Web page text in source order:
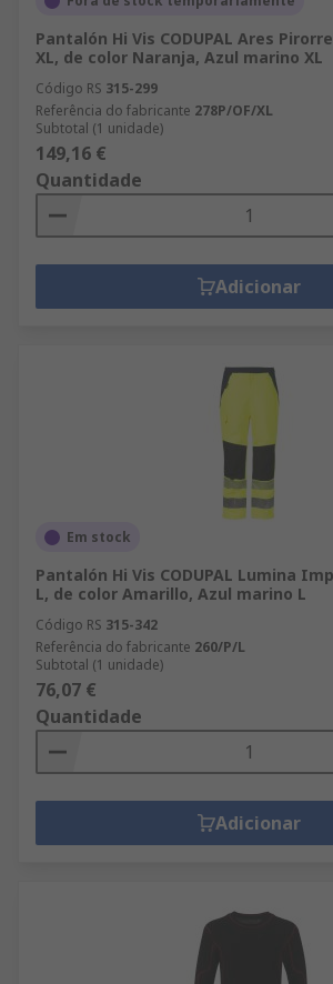
Pantalón Hi Vis CODUPAL Ares
XL, de color Naranja, Azul marino XL
Código RS 315-299
Referência do fabricante 278P/OF/XL
Subtotal (1 unidade)
149,16 €
Quantidade
Adicionar
Em stock
Pantalón Hi Vis CODUPAL Lumina
L, de color Amarillo, Azul marino L
Código RS 315-342
Referência do fabricante 260/P/L
Subtotal (1 unidade)
76,07 €
Quantidade
Adicionar